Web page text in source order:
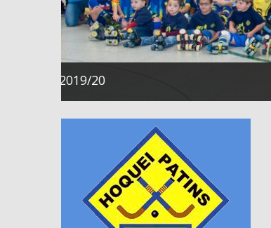
Temporada 2018/19